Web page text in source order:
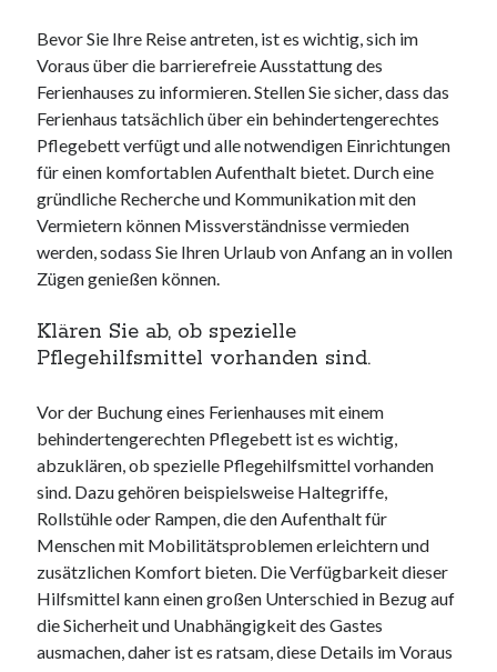
Bevor Sie Ihre Reise antreten, ist es wichtig, sich im
Voraus über die barrierefreie Ausstattung des
Ferienhauses zu informieren. Stellen Sie sicher, dass das
Ferienhaus tatsächlich über ein behindertengerechtes
Pflegebett verfügt und alle notwendigen Einrichtungen
für einen komfortablen Aufenthalt bietet. Durch eine
gründliche Recherche und Kommunikation mit den
Vermietern können Missverständnisse vermieden
werden, sodass Sie Ihren Urlaub von Anfang an in vollen
Zügen genießen können.
Klären Sie ab, ob spezielle
Pflegehilfsmittel vorhanden sind.
Vor der Buchung eines Ferienhauses mit einem
behindertengerechten Pflegebett ist es wichtig,
abzuklären, ob spezielle Pflegehilfsmittel vorhanden
sind. Dazu gehören beispielsweise Haltegriffe,
Rollstühle oder Rampen, die den Aufenthalt für
Menschen mit Mobilitätsproblemen erleichtern und
zusätzlichen Komfort bieten. Die Verfügbarkeit dieser
Hilfsmittel kann einen großen Unterschied in Bezug auf
die Sicherheit und Unabhängigkeit des Gastes
ausmachen, daher ist es ratsam, diese Details im Voraus